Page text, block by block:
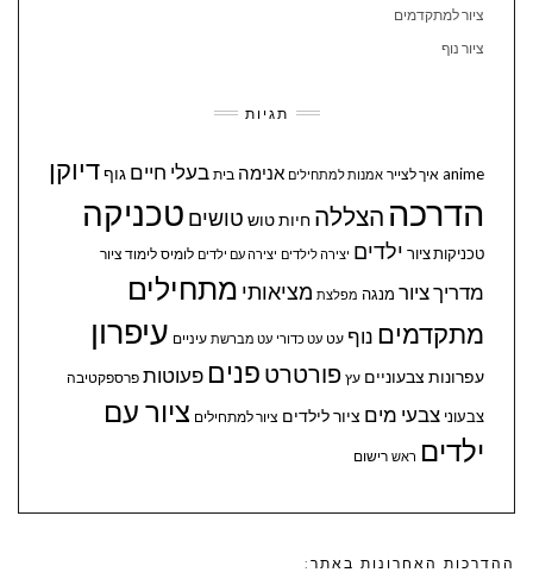
ציור למתקדמים
ציור נוף
תגיות
anime איך לצייר אמנות למתחילים אנימה בית בעלי חיים גוףדיוקן
הדרכה הצללה חיותטוש טושים טכניקה
טכניקות ציור ילדים יצירה לילדים יצירה עם ילדים לומיס לימוד ציור
מדריך ציור מנגה מפלצת מציאותי מתחילים
מתקדמים נוף עט עט כדורי עט מברשת עיניים עיפרון
עפרונות צבעוניים עץ פורטרט פנים פעוטות פרספקטיבה
צבעוני צבעי מים ציור לילדים ציור למתחילים ציור עם
ילדים ראש רישום
ההדרכות האחרונות באתר: